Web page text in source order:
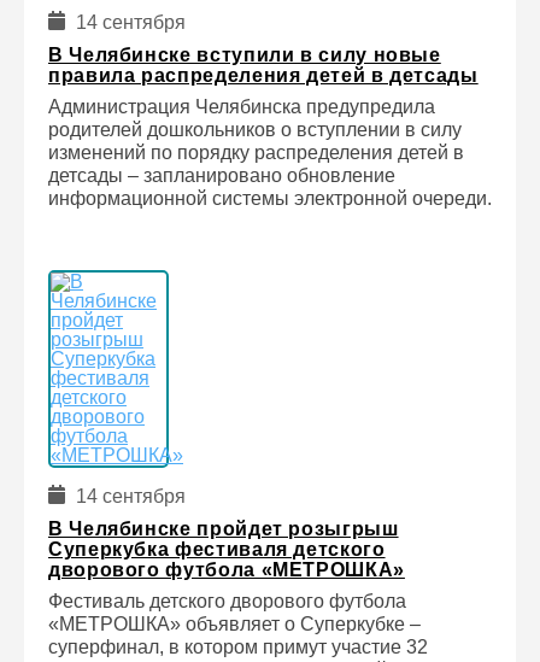
14 сентября
В Челябинске вступили в силу новые
правила распределения детей в детсады
Администрация Челябинска предупредила
родителей дошкольников о вступлении в силу
изменений по порядку распределения детей в
детсады – запланировано обновление
информационной системы электронной очереди.
14 сентября
В Челябинске пройдет розыгрыш
Суперкубка фестиваля детского
дворового футбола «МЕТРОШКА»
Фестиваль детского дворового футбола
«МЕТРОШКА» объявляет о Суперкубке –
суперфинал, в котором примут участие 32